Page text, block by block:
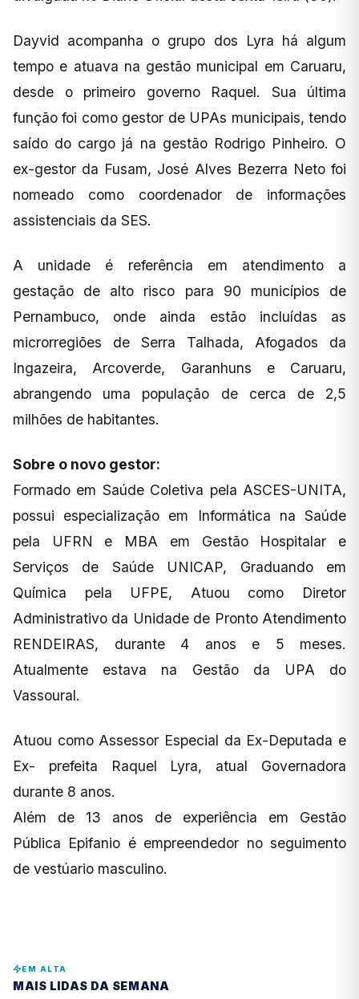
Dayvid acompanha o grupo dos Lyra há algum
tempo e atuava na gestão municipal em Caruaru,
desde o primeiro governo Raquel. Sua última
função foi como gestor de UPAs municipais, tendo
saído do cargo já na gestão Rodrigo Pinheiro. O
ex-gestor da Fusam, José Alves Bezerra Neto foi
nomeado como coordenador de informações
assistenciais da SES.
A unidade é referência em atendimento a
gestação de alto risco para 90 municípios de
Pernambuco, onde ainda estão incluídas as
microrregiões de Serra Talhada, Afogados da
Ingazeira, Arcoverde, Garanhuns e Caruaru,
abrangendo uma população de cerca de 2,5
milhões de habitantes.
Sobre o novo gestor:
Formado em Saúde Coletiva pela ASCES-UNITA,
possui especialização em Informática na Saúde
pela UFRN e MBA em Gestão Hospitalar e
Serviços de Saúde UNICAP, Graduando em
Química pela UFPE, Atuou como Diretor
Administrativo da Unidade de Pronto Atendimento
RENDEIRAS, durante 4 anos e 5 meses.
Atualmente estava na Gestão da UPA do
Vassoural.
Atuou como Assessor Especial da Ex-Deputada e
Ex- prefeita Raquel Lyra, atual Governadora
durante 8 anos.
Além de 13 anos de experiência em Gestão
Pública Epifanio é empreendedor no seguimento
de vestúario masculino.
EM ALTA
MAIS LIDAS DA SEMANA